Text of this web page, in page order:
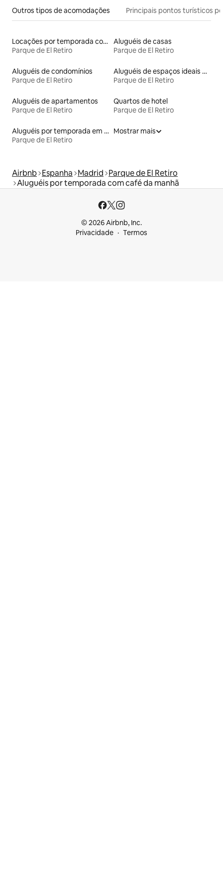
Outros tipos de acomodações Principais pontos turísticos
Locações por temporada com piscina
Parque de El Retiro
Aluguéis de casas
Parque de El Retiro
Aluguéis de condomínios
Parque de El Retiro
Aluguéis de espaços ideais para famílias
Parque de El Retiro
Aluguéis de apartamentos
Parque de El Retiro
Quartos de hotel
Parque de El Retiro
Aluguéis por temporada em albergue
Parque de El Retiro
Mostrar mais
Airbnb Espanha Madrid Parque de El Retiro
Aluguéis por temporada com café da manhã
© 2026 Airbnb, Inc.
Privacidade
Termos